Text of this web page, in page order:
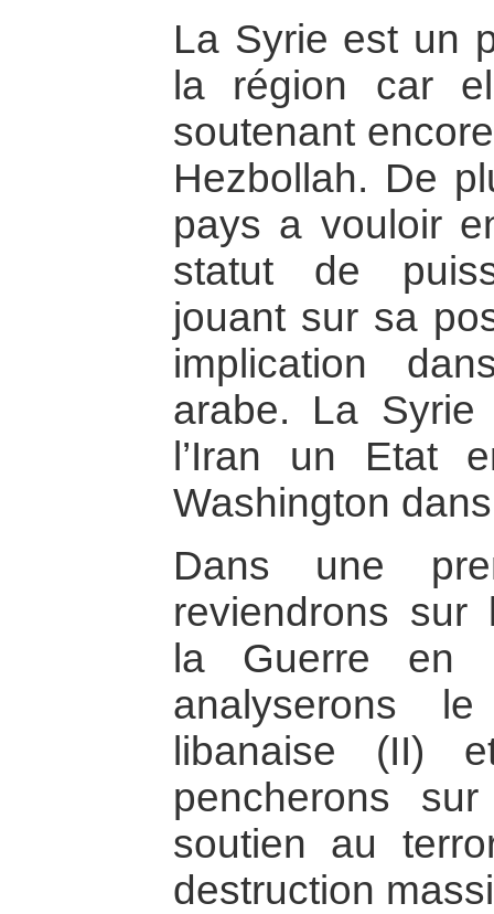
La Syrie est un
la région car
soutenant
Hezbollah. De
pays a vouloir
statut de
jouant sur sa
implication
arabe. La Syrie
l’Iran un Etat
Washington
Dans une
reviendrons sur
la Guerre en
analyserons
libanaise (II)
pencherons
soutien au
destruction